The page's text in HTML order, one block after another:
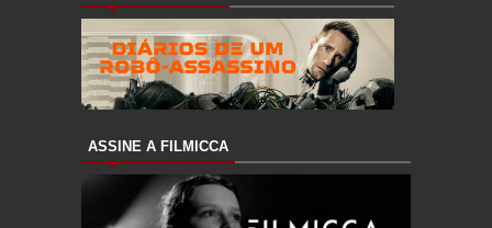
ASSINE A FILMICCA